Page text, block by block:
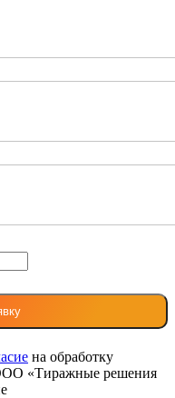
на обработку
«Тиражные решения